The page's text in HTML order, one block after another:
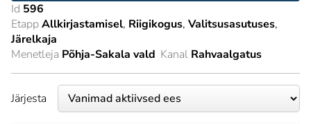
Id 596
EtappAllkirjastamisel Riigikogus Valitsusasutuses
Järelkaja
Menetleja Põhja-Sakala vald Kanal Rahvaalgatus
Järjesta